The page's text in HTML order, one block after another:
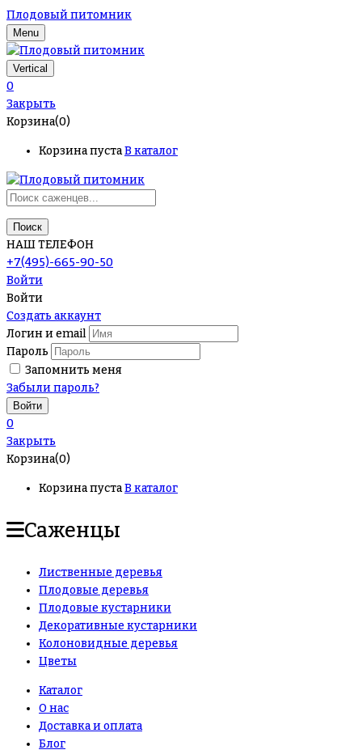
Плодовый питомник
Menu
Vertical
0
Закрыть
Корзина(0)
Корзина пустаВ каталог
Поиск
НАШ ТЕЛЕФОН
+7(495)-665-90-50
Войти
Войти
Создать аккаунт
Логин и email
Пароль
Запомнить меня
Забыли пароль?
0
Закрыть
Корзина(0)
Корзина пустаВ каталог
Саженцы
Лиственные деревья
Плодовые деревья
Плодовые кустарники
Декоративные кустарники
Колоновидные деревья
Цветы
Каталог
О нас
Доставка и оплата
Блог